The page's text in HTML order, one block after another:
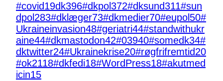
#covid19dk396#dkpol372#dksund311#sun
dpol 283#dklæger73#dkmedier70#eupol 50#
Ukraineinvasion48#geriatri44#standwithukr
aine44#dkmastodon42#03940#somedk34#
dktwitter24#Ukrainekrise20#røgfrifremtid20
#ok2118#dkfedi18#WordPress18#akutmed
icin15